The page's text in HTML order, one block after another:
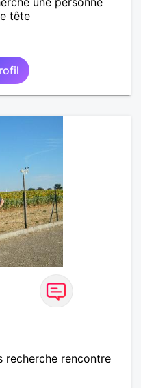
tête
recherche rencontre